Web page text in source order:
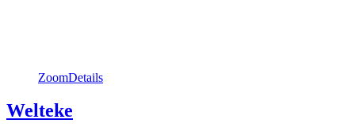
ZoomDetails
Welteke